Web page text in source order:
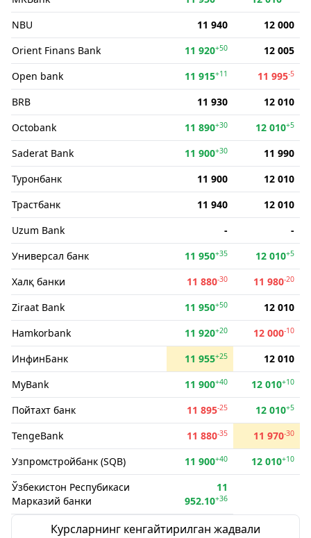
NBU 11 940
12 000
Orient Finans Bank
11 920+50
12 005
Open bank
11 915+11 11 995-5
BRB 11 930
12 010
Octobank
11 890+30 12 010+5
Saderat Bank 11 900+30
11 990
Туронбанк
11 900
12 010
Трастбанк
11 940
12 010
Uzum Bank
-
-
Универсал банк
11 950+35 12 010+5
Халқ банки 11 880-30 11 980-20
Ziraat Bank 11 950+50
12 010
Hamkorbank
11 920+20 12 000-10
ИнфинБанк 11 955+25
12 010
MyBank
11 900+40 12 010+10
Пойтахт банк 11 895-25 12 010+5
TengeBank 11 880-35 11 970-30
Узпромстройбанк (SQB) 11 900+40 12 010+10
Ўзбекистон Респубикаси
Марказий банки
11
952.10+36
Курсларнинг кенгайтирилган жадвали